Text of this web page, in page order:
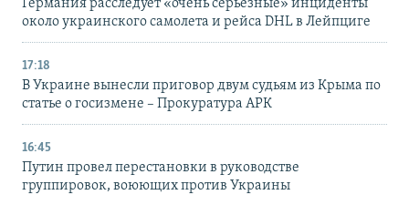
Германия расследует «очень серьезные» инциденты
около украинского самолета и рейса DHL в Лейпциге
17:18
В Украине вынесли приговор двум судьям из Крыма по
статье о госизмене – Прокуратура АРК
16:45
Путин провел перестановки в руководстве
группировок, воюющих против Украины